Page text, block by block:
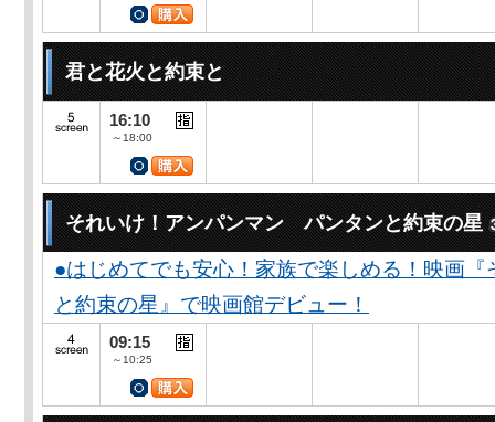
君と花火と約束と
16:10
～18:00
それいけ！アンパンマン パンタンと約束の星
●はじめてでも安心！家族で楽しめる！映画
と約束の星』で映画館デビュー！
09:15
～10:25